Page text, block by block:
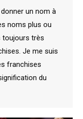
un nom à
noms plus ou
toujours très
Je me suis
franchises
du